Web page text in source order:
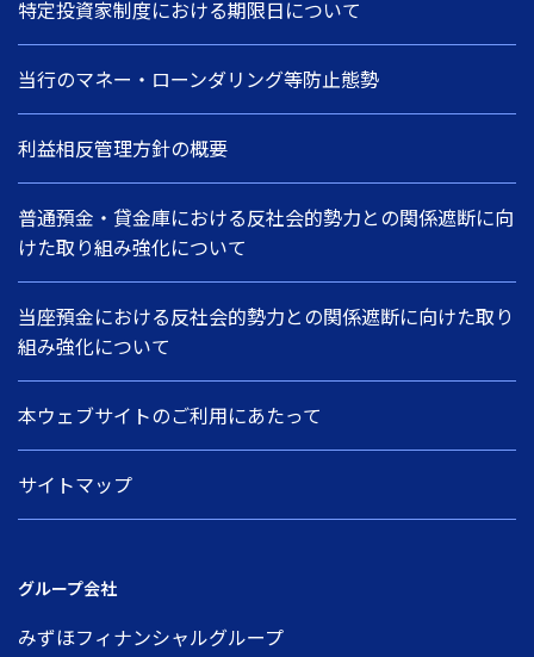
特定投資家制度における期限日について
当行のマネー・ローンダリング等防止態勢
利益相反管理方針の概要
普通預金・貸金庫における反社会的勢力との関係遮断に向
けた取り組み強化について
当座預金における反社会的勢力との関係遮断に向けた取り
組み強化について
本ウェブサイトのご利用にあたって
サイトマップ
グループ会社
みずほフィナンシャルグループ